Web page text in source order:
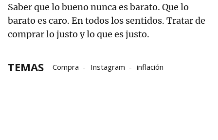
Saber que lo bueno nunca es barato. Que lo
barato es caro. En todos los sentidos. Tratar de
comprar lo justo y lo que es justo.
TEMAS Compra Instagram inflación